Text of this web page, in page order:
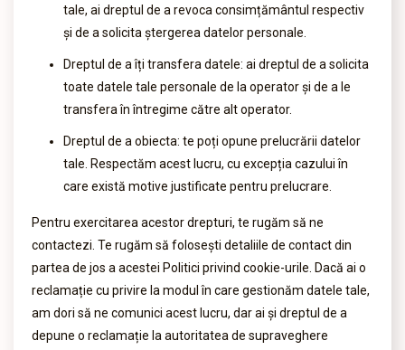
tale, ai dreptul de a revoca consimțământul respectiv
și de a solicita ștergerea datelor personale.
Dreptul de a îți transfera datele: ai dreptul de a solicita
toate datele tale personale de la operator și de a le
transfera în întregime către alt operator.
Dreptul de a obiecta: te poți opune prelucrării datelor
tale. Respectăm acest lucru, cu excepția cazului în
care există motive justificate pentru prelucrare.
Pentru exercitarea acestor drepturi, te rugăm să ne
contactezi. Te rugăm să folosești detaliile de contact din
partea de jos a acestei Politici privind cookie-urile. Dacă ai o
reclamație cu privire la modul în care gestionăm datele tale,
am dori să ne comunici acest lucru, dar ai și dreptul de a
depune o reclamație la autoritatea de supraveghere